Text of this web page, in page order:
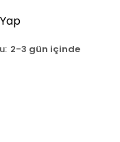
2-3 gün içinde